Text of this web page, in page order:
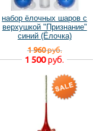
набор ёлочных шаров с
верхушкой "Признание"
синий (Ёлочка)
1 960руб.
1 500руб.